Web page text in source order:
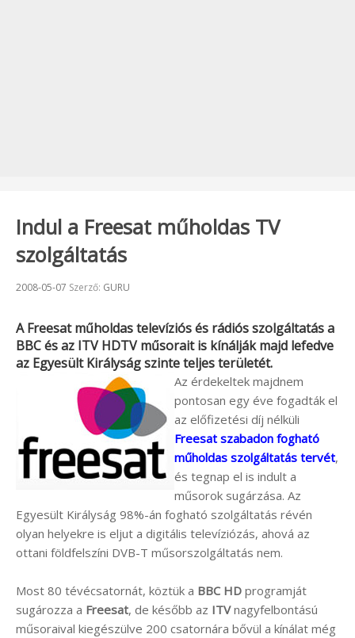
Indul a Freesat műholdas TV
szolgáltatás
Beküldve:
2008-05-07 Szerző: GURU
AFreesatműholdas televíziós és rádiós szolgáltatás a
BBCés az ITVHDTV műsorait is kínálják majd lefedve
az Egyesült Királyság szinte teljes területét.
Az érdekeltek majdnem
pontosan egy éve fogadták el
az előfizetési díj nélküli
Freesat szabadon fogható
műholdas szolgáltatás tervét,
és tegnap el is indult a
műsorok sugárzása. Az
Egyesült Királyság 98%-án fogható szolgáltatás révén
olyan helyekre is eljut a digitális televíziózás, ahová az
ottani földfelszíni DVB-T műsorszolgáltatás nem.
Most 80 tévécsatornát, köztük a BBC HD programját
sugározza a Freesat, de később az ITVnagyfelbontású
műsoraival kiegészülve 200 csatornára bővül a kínálat még